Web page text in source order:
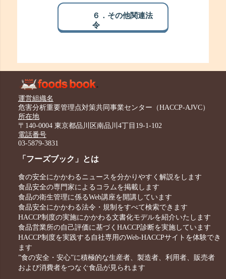
６．その他関連法
令
運営組織名
危害分析重要管理点対策共同事業センター（HACCP-AJVC）
所在地
〒140-0004 東京都品川区南品川4丁目19-1-102
電話番号
03-5879-3831
「フーズブック」とは
食の安全にかかわるニュースを分かりやすく解説をします
食品安全の専門家によるコラムを掲載します
食品の衛生管理に係るWeb講座を開講しています
食品安全にかかわる法令・規制をすべて検索できます
HACCP制度の実施にかかわる文書化モデルを紹介いたします
食品営業所の自己評価に基づくHACCP診断を実施しています
HACCP制度を実践する自社専用のWeb-HACCPサイトを体験でき
ます
”食の安全・安心”に積極的な生産者、製造者、利用者、販売者
および消費者をつなぐ食品が見られます